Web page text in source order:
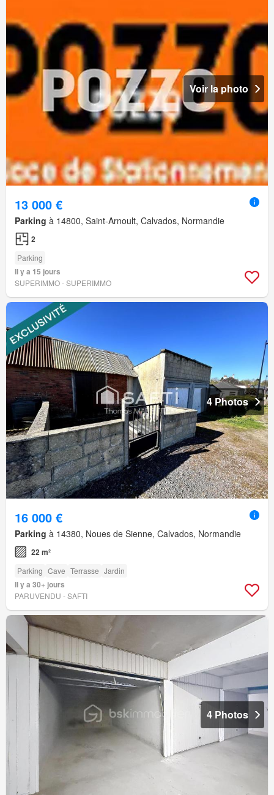
Voir la photo
13 000 €
Parking à 14800, Saint-Arnoult, Calvados, Normandie
2
Parking
Il y a 15 jours
SUPERIMMO - SUPERIMMO
4 Photos
16 000 €
Parking à 14380, Noues de Sienne, Calvados, Normandie
22 m²
Parking Cave Terrasse Jardin
Il y a 30+ jours
PARUVENDU - SAFTI
4 Photos